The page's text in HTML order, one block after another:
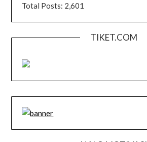
Total Posts: 2,601
TIKET.COM